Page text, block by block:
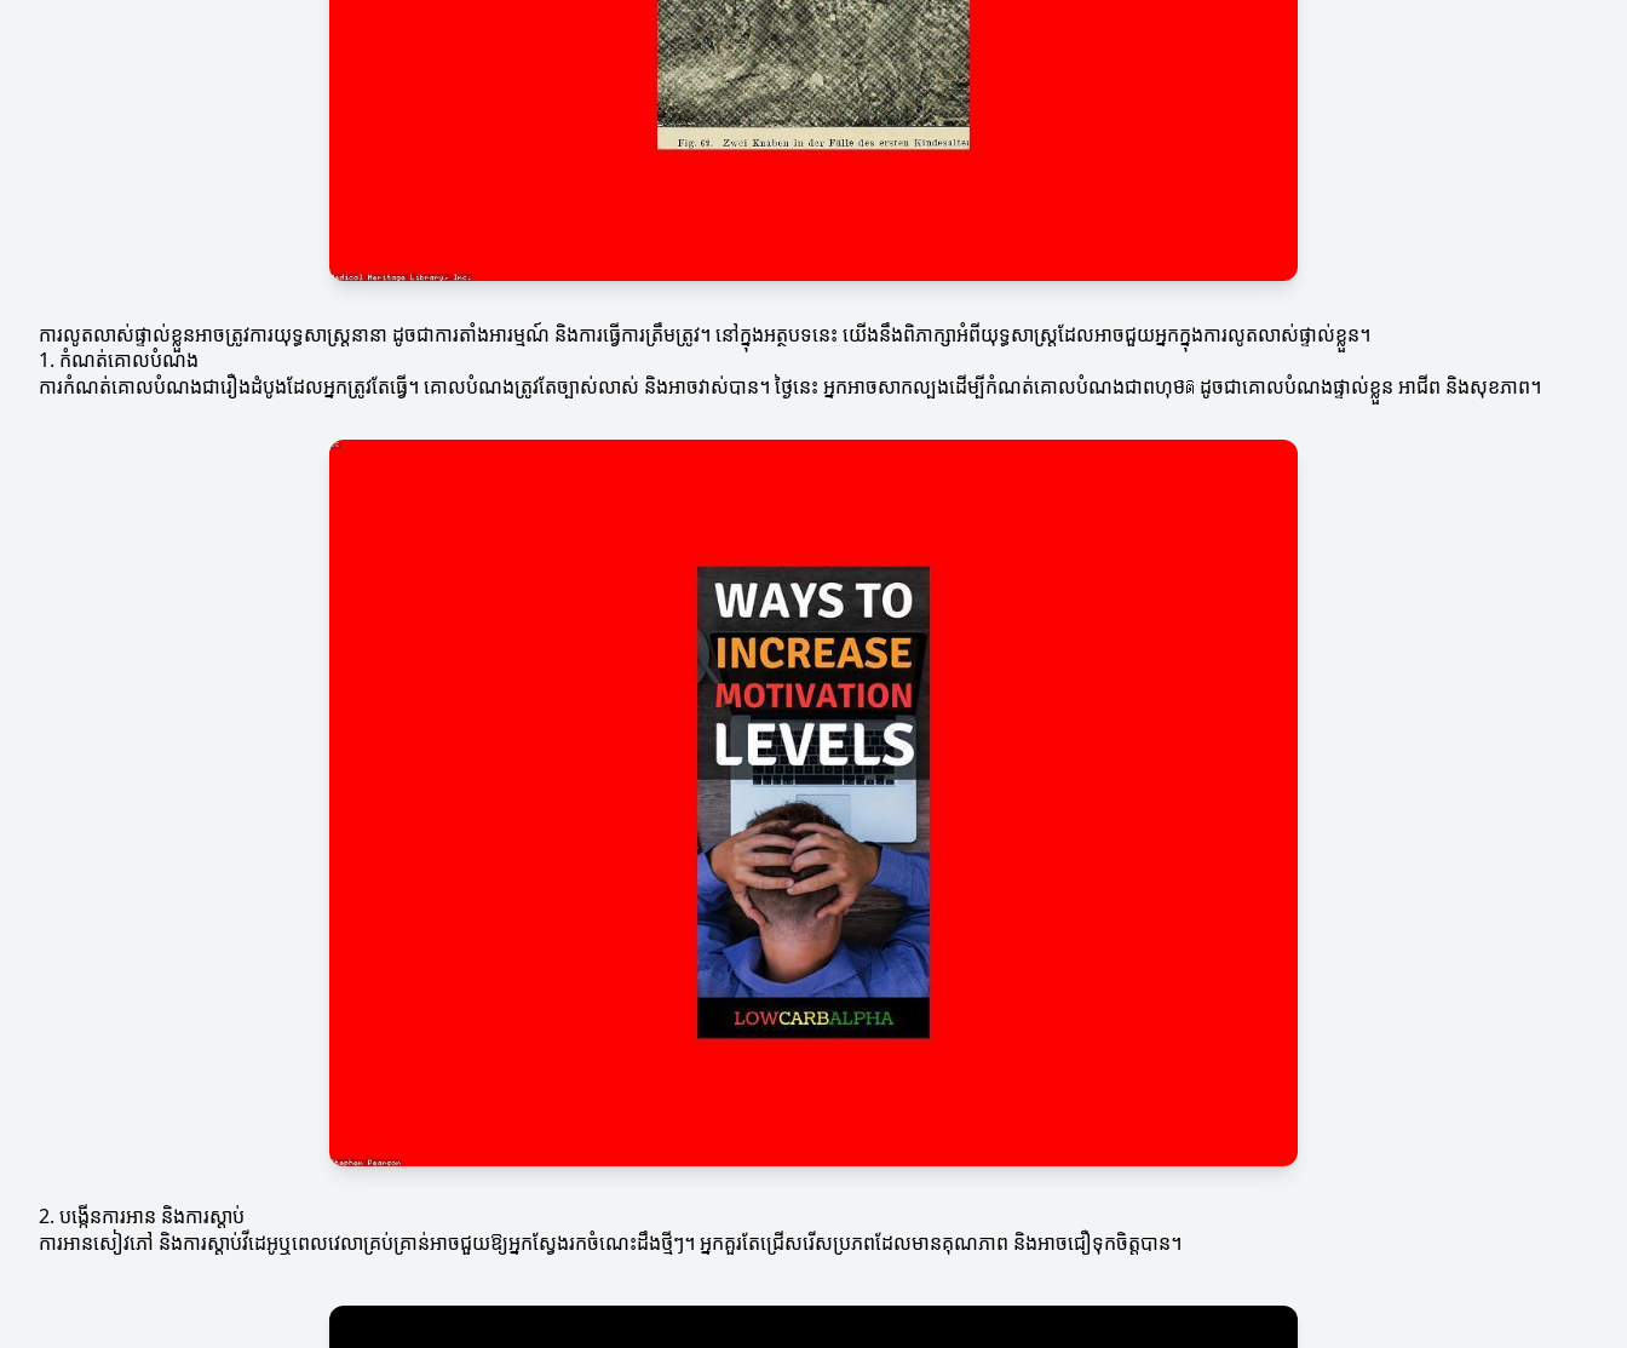
ការលូតលាស់ផ្ទាល់ខ្លួនអាចត្រូវការយុទ្ធសាស្ត្រនានា ដូចជាការតាំងអារម្មណ៍ និងការធ្វើការត្រឹមត្រូវ។ នៅក្នុងអត្ថបទនេះ យើងនឹងពិភាក្សាអំពីយុទ្ធសាស្ត្រដែលអាចជួយអ្នកក្នុងការលូតលាស់ផ្ទាល់ខ្លួន។
1. កំណត់គោលបំណង
ការកំណត់គោលបំណងជារឿងដំបូងដែលអ្នកត្រូវតែធ្វើ។ គោលបំណងត្រូវតែច្បាស់លាស់ និងអាចវាស់បាន។ ថ្ងៃនេះ អ្នកអាចសាកល្បងដើម្បីកំណត់គោលបំណងជាពហុមิติ ដូចជាគោលបំណងផ្ទាល់ខ្លួន អាជីព និងសុខភាព។
2. បង្កើនការអាន និងការស្តាប់
ការអានសៀវភៅ និងការស្តាប់វីដេអូឬពេលវេលាគ្រប់គ្រាន់អាចជួយឱ្យអ្នកស្វែងរកចំណេះដឹងថ្មីៗ។ អ្នកគួរតែជ្រើសរើសប្រភពដែលមានគុណភាព និងអាចជឿទុកចិត្តបាន។